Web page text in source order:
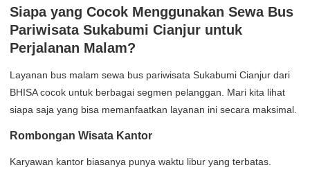
Siapa yang Cocok Menggunakan Sewa Bus
Pariwisata Sukabumi Cianjur untuk
Perjalanan Malam?
Layanan bus malam sewa bus pariwisata Sukabumi Cianjur dari
BHISA cocok untuk berbagai segmen pelanggan. Mari kita lihat
siapa saja yang bisa memanfaatkan layanan ini secara maksimal.
Rombongan Wisata Kantor
Karyawan kantor biasanya punya waktu libur yang terbatas.